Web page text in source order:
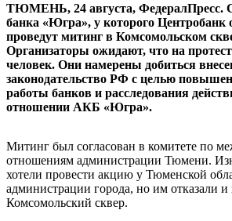
ТЮМЕНЬ, 24 августа, ФедералПресс.
банка «Югра», у которого Центробанк
проведут митинг в Комсомольском
Организаторы ожидают, что на
человек. Они намерены добиться
законодательство РФ с целью
работы банков и расследования
отношении АКБ «Югра».
Митинг был согласован в комитете по
отношениям администрации Тюмени.
хотели провести акцию у Тюменской
администрации города, но им отказали
Комсомольский сквер.